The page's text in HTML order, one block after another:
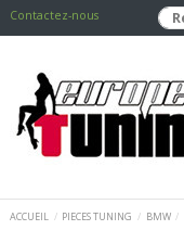
Contactez-nous
ACCUEIL PIECES TUNING BMW